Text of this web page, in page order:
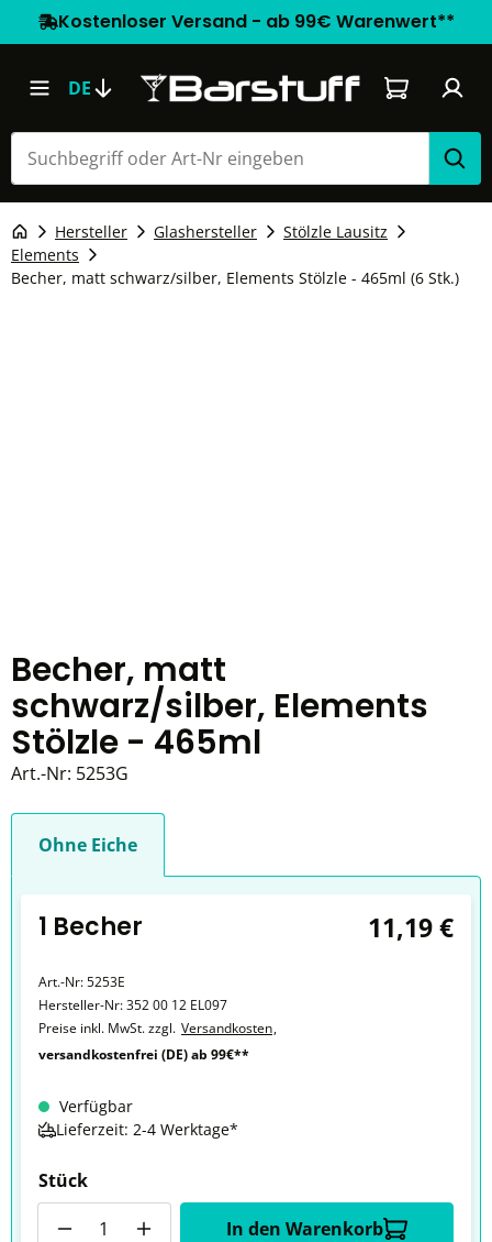
Kostenloser Versand - ab 99€ Warenwert**
DE Warenkorb
Hersteller Glashersteller
Stölzle Lausitz
Elements
Becher, matt schwarz/silber, Elements Stölzle - 465ml (6 Stk.)
Becher, matt
schwarz/silber, Elements
Stölzle - 465ml
Art.-Nr: 5253G
Ohne Eiche
1 Becher 11,19 €
Art.-Nr:5253E
Hersteller-Nr:352 00 12 EL097
Preise inkl. MwSt. zzgl. Versandkosten,
versandkostenfrei (DE) ab 99€**
Verfügbar
Lieferzeit: 2-4 Werktage*
Stück
In den Warenkorb